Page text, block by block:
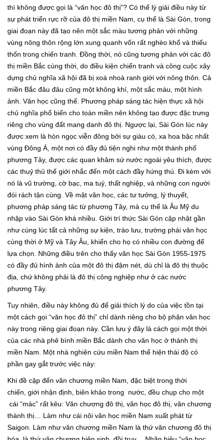
thì không được gọi là “văn học đô thị”? Có thể lý giải điều này từ
sự phát triển rực rỡ của đô thị miền Nam, cụ thể là Sài Gòn, trong
giai đoạn này đã tạo nên một sắc màu tương phản với những
vùng nông thôn rộng lớn xung quanh vốn rất nghèo khổ và thiếu
thốn trong chiến tranh. Đồng thời, nó cũng tương phản với các đô
thị miền Bắc cùng thời, do điều kiện chiến tranh và công cuộc xây
dựng chủ nghĩa xã hội đã bị xoá nhoà ranh giới với nông thôn. Cả
miền Bắc đâu đâu cũng một không khí, một sắc màu, một hình
ảnh. Văn học cũng thế. Phương pháp sáng tác hiện thực xã hội
chủ nghĩa phổ biến cho toàn miền nên không tạo được đặc trưng
riêng cho vùng đất mang danh đô thị. Ngược lại, Sài Gòn lúc này
được xem là hòn ngọc viễn đông bởi sự giàu có, xa hoa bậc nhất
vùng Đông Á, một nơi có đầy đủ tiện nghi như một thành phố
phương Tây, được các quan khâm sứ nước ngoài yêu thích, được
các thuỷ thủ thế giới nhắc đến một cách đầy hứng thú. Đi kèm với
nó là vũ trường, cờ bạc, ma tuý, thất nghiệp, và những con người
đói rách tận cùng. Về mặt văn học, các tư tưởng, lý thuyết,
phương pháp sáng tác từ phương Tây, mà cụ thể là Âu Mỹ du
nhập vào Sài Gòn khá nhiều. Giới trí thức Sài Gòn cập nhật gần
như cùng lúc tất cả những sự kiện, trào lưu, trường phái văn học
cùng thời ở Mỹ và Tây Âu, khiến cho họ có nhiều con đường để
lựa chọn. Những điều trên cho thấy văn học Sài Gòn 1955-1975
có đầy đủ hình ảnh của một đô thị đậm nét, dù chỉ là đô thị thuộc
địa, chứ không phải là đô thị công nghiệp như ở các nước
phương Tây.
Tuy nhiên, điều này không đủ để giải thích lý do của việc tồn tại
một cách gọi “văn học đô thị” chỉ dành riêng cho bộ phận văn học
này trong riêng giai đoạn này. Cần lưu ý đây là cách gọi một thời
của các nhà phê bình miền Bắc dành cho văn học ở thành thị
miền Nam. Một nhà nghiên cứu miền Nam thể hiện thái độ có
phần gay gắt trước việc này:
Khi đề cập đến văn chương miền Nam, đặc biệt trong thời
chiến, giới nhận định, biên khảo trong nước, đều chụp cho một
cái “mác” rất kêu: Văn chương đô thị, văn học đô thị, văn chương
thành thị… Làm như cái nôi văn học miền Nam xuất phát từ
Saigon. Làm như văn chương miền Nam là thứ văn chương đô thị